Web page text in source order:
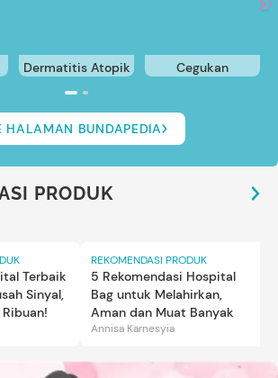
Dermatitis Atopik Cegukan
HALAMAN BUNDAPEDIA
PRODUK
Terbaik
Sinyal,
REKOMENDASI PRODUK
5 Rekomendasi Hospital
Bag untuk Melahirkan,
Aman dan Muat Banyak
Annisa Karnesyia